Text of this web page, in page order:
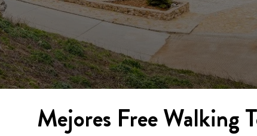
Mejores Free Walking